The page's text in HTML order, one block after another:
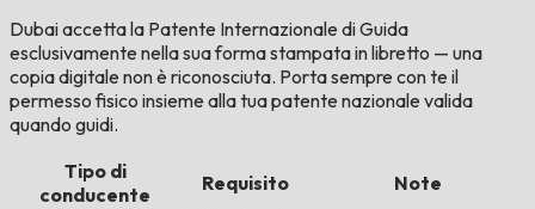
Dubai accetta la Patente Internazionale di Guida
esclusivamente nella sua forma stampata in libretto — una
copia digitale non è riconosciuta. Porta sempre con te il
permesso fisico insieme alla tua patente nazionale valida
quando guidi.
Tipo di
conducente
Requisito Note